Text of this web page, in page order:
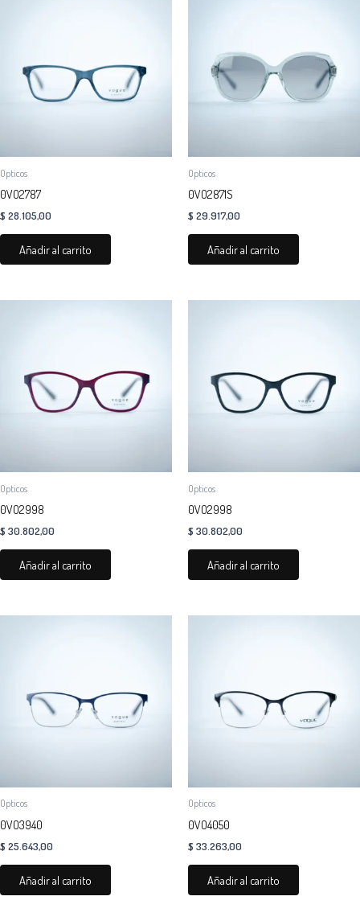
Opticos
0VO2787
$ 28.105,00
Añadir al carrito
Opticos
0VO2871S
$ 29.917,00
Añadir al carrito
Opticos
0VO2998
$ 30.802,00
Añadir al carrito
Opticos
0VO2998
$ 30.802,00
Añadir al carrito
Opticos
0VO3940
$ 25.643,00
Añadir al carrito
Opticos
0VO4050
$ 33.263,00
Añadir al carrito